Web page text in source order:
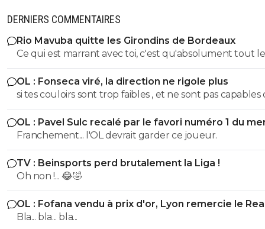
DERNIERS COMMENTAIRES
Rio Mavuba quitte les Girondins de Bordeaux
Ce qui est marrant avec toi, c'est qu'absolument tout
clubs font des erreurs SAUF un seul!!! T'es un sketch
OL : Fonseca viré, la direction ne rigole plus
si tes couloirs sont trop faibles , et ne sont pas capables
faire reculer l'adversaire, tu es en difficulté
c'est ce qu'il s'est passé contre le Betis. Donc il a voulu
de la densité dans le coeur du jeu, et donner de
Openda. On peut dire ce qu'on veut, mais on n'a
désorganisé par le sparta, leures occsions ( 0 tir cadré
mi-temps) sont dues a notre eceptionnel dechet
et a des erreurs individuelles.
OL : Pavel Sulc recalé par le favori numéro 1 du
Franchement... l'OL devrait garder ce joueur.
TV : Beinsports perd brutalement la Liga !
Oh non !... 😂🤣
OL : Fofana vendu à prix d'or, Lyon remercie le
Bla... bla... bla...